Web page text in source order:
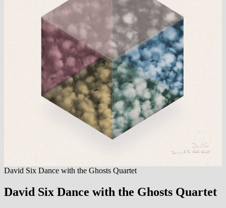
David Six Dance with the Ghosts Quartet
David Six Dance with the Ghosts Quartet